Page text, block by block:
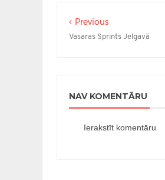
Previous
Vasaras Sprints Jelgavā
NAV KOMENTĀRU
Ierakstīt komentāru